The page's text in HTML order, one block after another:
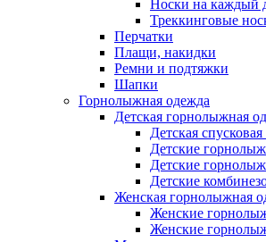
Носки на каждый
Треккинговые
Перчатки
Плащи, накидки
Ремни и подтяжки
Шапки
Горнолыжная одежда
Детская горнолыжная
Детская
Детские
Детские
Детские
Женская горнолыжная
Женские
Женские